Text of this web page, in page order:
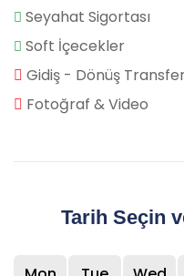
Seyahat Sigortası
Soft İçecekler
Gidiş - Dönüş
Fotoğraf & Video
Tarih Seçin